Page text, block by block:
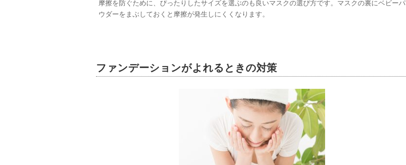
摩擦を防ぐために、ぴったりしたサイズを選ぶのも良いマスクの選び方です。マスクの裏にベビーパ
ウダーをまぶしておくと摩擦が発生しにくくなります。
ファンデーションがよれるときの対策